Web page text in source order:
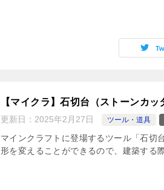
【マイクラ】石切台（ストーンカ
更新日： 2025年2月27日 ツール・道具
マインクラフトに登場するツール「石切
形を変えることができるので、建築する